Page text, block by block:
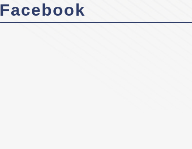
Facebook